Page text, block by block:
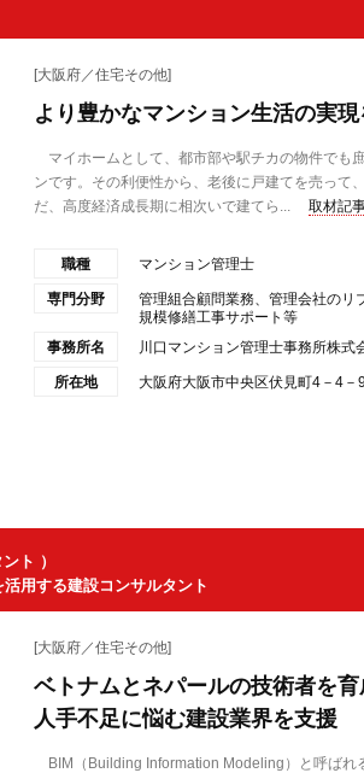
[大阪府／住宅その他]
より豊かなマンション生活の実現
マイホームとして、都市部や駅チカの物件でも
ンです。その利便性から、老後に戸建てを売って
だ、高度経済成長期に相次いで建てら...
取材記
職種 マンション管理士
専門分野
管理組合顧問業務、管理会社のリ
規模修繕工事サポート等
事務所名
川口マンション管理士事務所株式
所在地 大阪府大阪市中央区伏見町4－4
ト ）
用する建設コンサルタント
[大阪府／住宅その他]
ベトナムとネパールの技術者を
人手不足に悩む建設業界を支援
BIM（Building Information Modeling）と呼ばれ